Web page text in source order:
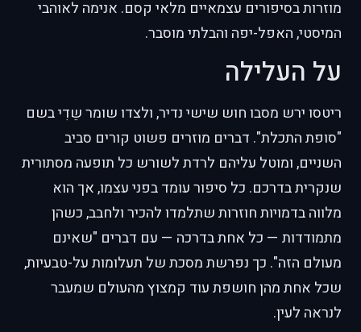
מוזרות בסיפורים עצמאיים מלאי קסם. אנימה לאוהבי
המיסטי, האפל-יפה והבלתי מוסבר.
על העלילה
ריטסו ירש מסבו חוש שישי נדיר, ולצדו שומר שֵדִי בשם
"סופת התכלת". דברים מוזרים פשוט קורים סביב
השניים, ומוטל עליהם לרדת לשורש כל תופעה מסתורית
שנקרית בדרכם. כל סיפור עומד בפני עצמו, אך הוא
מלווה בדמויות חוזרות שתלמדו להכיר ולחבב, כשהן
מתמודדות — כל אחת בדרכה — עם דברים "שאינם
מעולם הזה". כך נפרשת מסכת של תעלומות על-טבעיות,
שכל אחת מהן חושפת עוד קמצוץ מהעולם שמעבר
לנראה לעין.